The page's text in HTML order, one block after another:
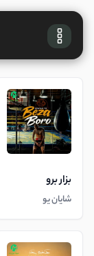
بزار برو
شایان یو